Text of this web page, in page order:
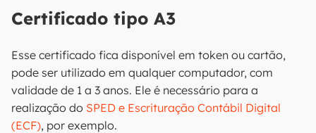
Certificado tipo A3
Esse certificado fica disponível em token ou cartão,
pode ser utilizado em qualquer computador, com
validade de 1 a 3 anos. Ele é necessário para a
realização do SPED e Escrituração Contábil Digital
(ECF), por exemplo.